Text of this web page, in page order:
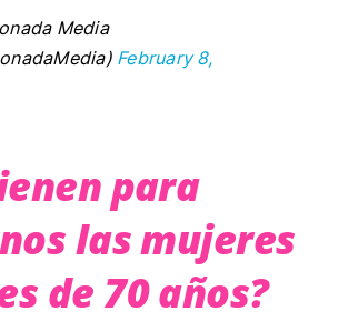
Media
February 8,
para
las mujeres
de 70 años?